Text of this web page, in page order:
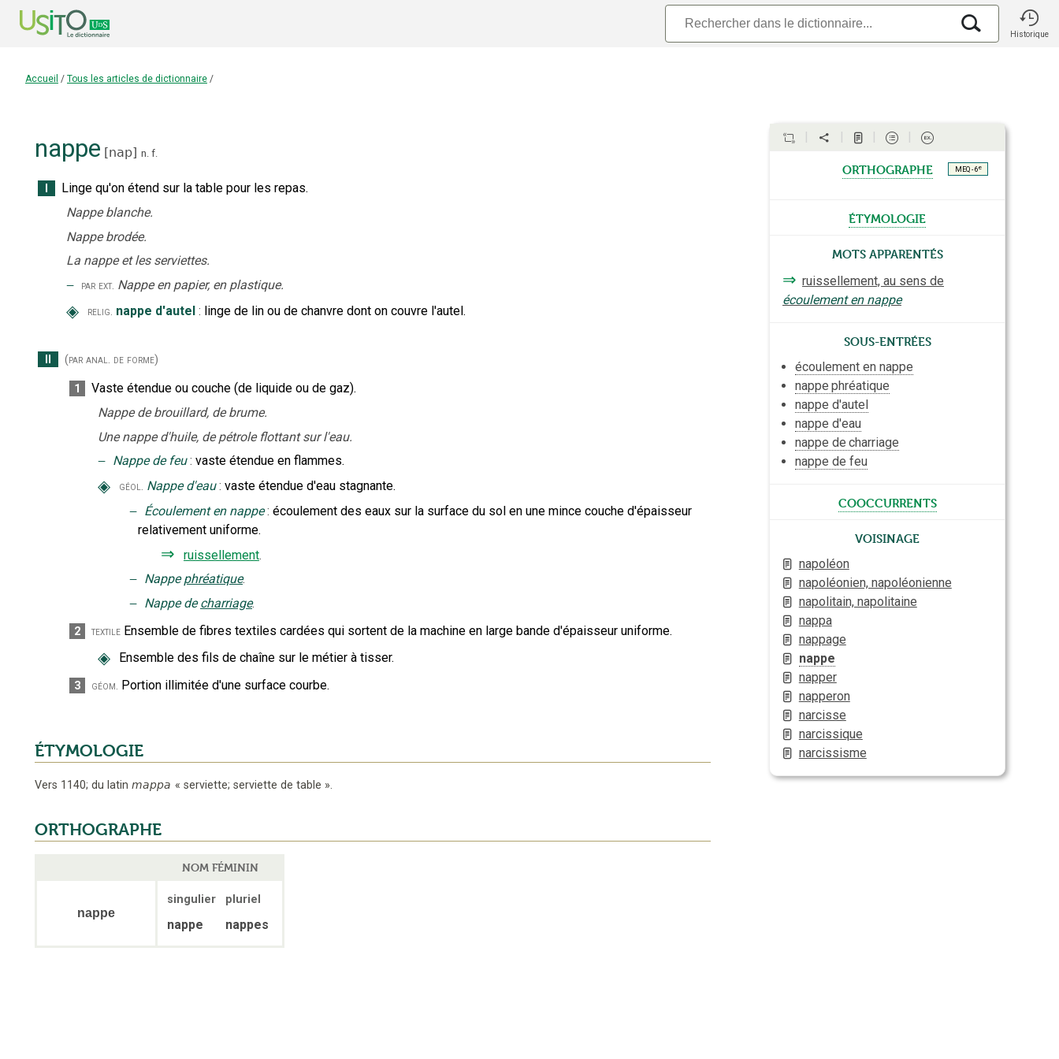
Historique
Accueil / Tous les articles de dictionnaire /
nappe [nap] n. f.
Linge qu'on étend sur la table pour les repas.
Nappe blanche.
Nappe brodée.
La nappe et les serviettes.
‒ par ext. Nappe en papier, en plastique.
◈ relig. nappe d'autel : linge de lin ou de chanvre dont on couvre l'autel.
(par anal. de forme)
1
Vaste étendue ou couche (de liquide ou de gaz).
Nappe de brouillard, de brume.
Une nappe d'huile, de pétrole flottant sur l'eau.
‒ Nappe de feu : vaste étendue en flammes.
◈ géol. Nappe d'eau : vaste étendue d'eau stagnante.
‒ Écoulement en nappe : écoulement des eaux sur la surface du sol en une mince couche d'épaisseur
relativement uniforme.
⇒ ruissellement.
‒ Nappe phréatique.
‒ Nappe de charriage.
2 textile Ensemble de fibres textiles cardées qui sortent de la machine en large bande d'épaisseur uniforme.
◈ Ensemble des fils de chaîne sur le métier à tisser.
3 géom. Portion illimitée d'une surface courbe.
ÉTYMOLOGIE
Vers 1140; du latin mappa « serviette; serviette de table ».
ORTHOGRAPHE
NOM FÉMININ
nappe
singulier pluriel
nappe nappes
orthographe MEQ - 6e
étymologie
Mots apparentés
⇒ ruissellement, au sens de
écoulement en nappe
Sous-entrées
écoulement en nappe
nappe phréatique
nappe d'autel
nappe d'eau
nappe de charriage
nappe de feu
cooccurrents
Voisinage
napoléon
napoléonien, napoléonienne
napolitain, napolitaine
nappa
nappage
nappe
napper
napperon
narcisse
narcissique
narcissisme